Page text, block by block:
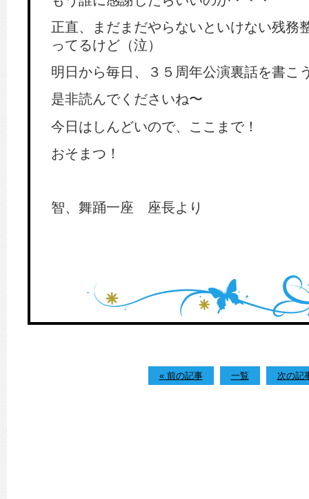
正直、まだまだやらないといけない残務
ってるけど（泣）
明日から毎日、３５周年公演裏話を書こ
是非読んでくださいね〜
今日はしんどいので、ここまで！
おそまつ！
智、舞踊一座 座長より
« 前の記事 一覧 次の記